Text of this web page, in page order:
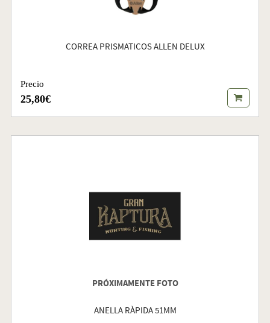
CORREA PRISMATICOS ALLEN DELUX
Precio
25,80€
PRÓXIMAMENTE FOTO
ANELLA RÀPIDA 51MM